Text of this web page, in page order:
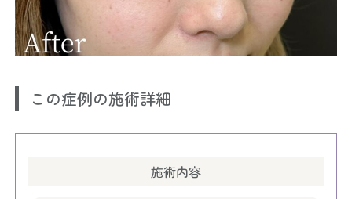
この症例の施術詳細
施術内容